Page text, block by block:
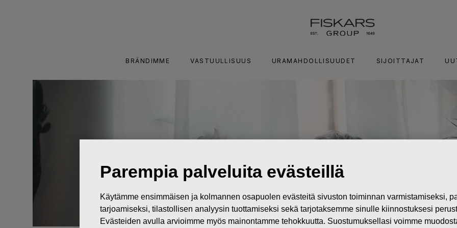
BRÄNDIMME VASTUULLISUUS URAMAHDOLLISUUDET SIJOITTAJAT
Parempia palveluita evästeillä
Käytämme ensimmäisen ja kolmannen osapuolen evästeitä sivuston toiminnan varmistamiseksi,
tarjoamiseksi, tilastollisen analyysin tuottamiseksi sekä tarjotaksemme sinulle kiinnostuksesi
Evästeiden avulla arvioimme myös mainontamme tehokkuutta. Suostumuksellasi voimme